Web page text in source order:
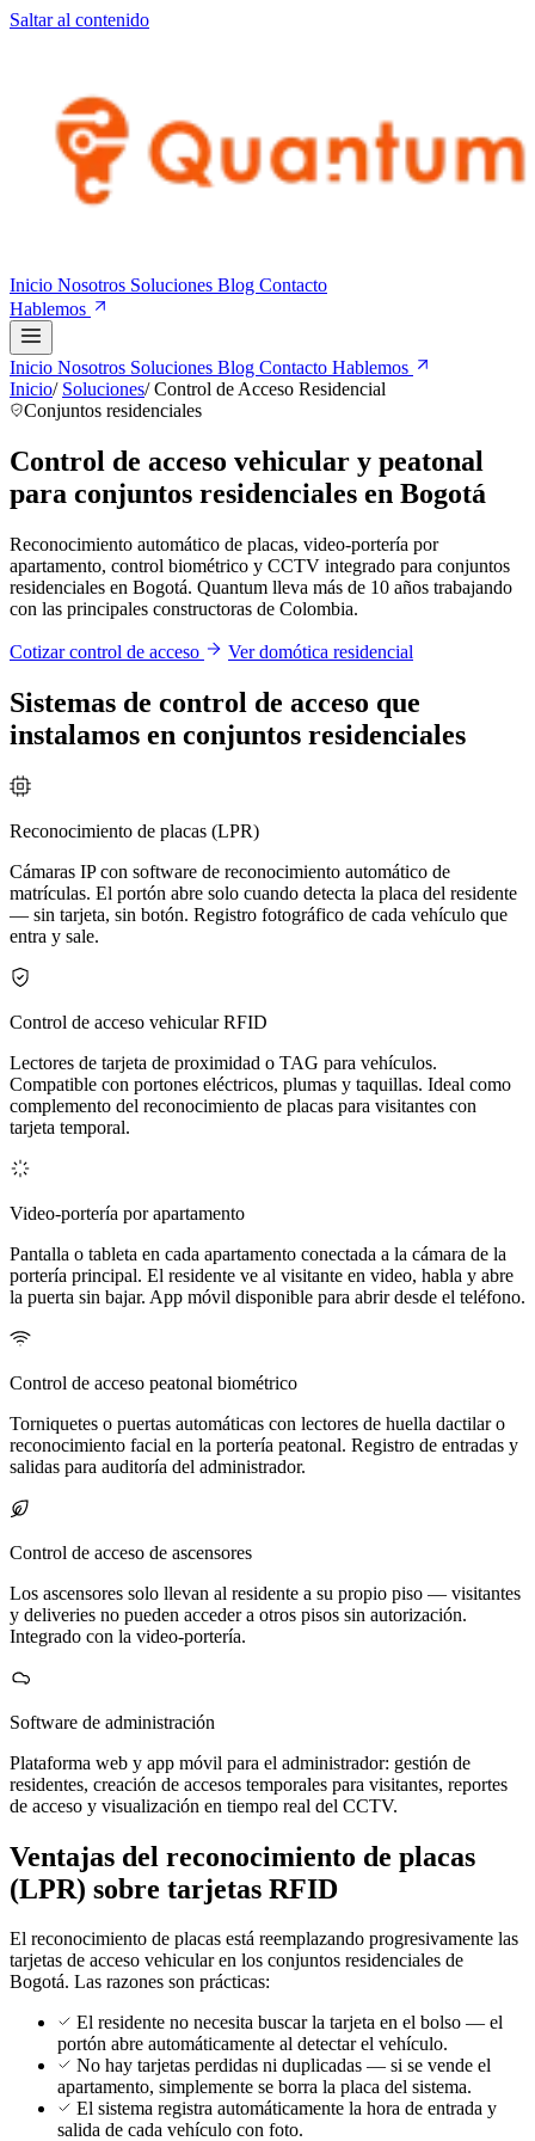
Saltar al contenido
Inicio Nosotros Soluciones Blog Contacto
Hablemos
Inicio Nosotros Soluciones Blog Contacto Hablemos
Inicio/ Soluciones/ Control de Acceso Residencial
Conjuntos residenciales
Control de acceso vehicular y peatonal
para conjuntos residenciales en Bogotá
Reconocimiento automático de placas, video-portería por
apartamento, control biométrico y CCTV integrado para conjuntos
residenciales en Bogotá. Quantum lleva más de 10 años trabajando
con las principales constructoras de Colombia.
Cotizar control de acceso Ver domótica residencial
Sistemas de control de acceso que
instalamos en conjuntos residenciales
Reconocimiento de placas (LPR)
Cámaras IP con software de reconocimiento automático de
matrículas. El portón abre solo cuando detecta la placa del residente
— sin tarjeta, sin botón. Registro fotográfico de cada vehículo que
entra y sale.
Control de acceso vehicular RFID
Lectores de tarjeta de proximidad o TAG para vehículos.
Compatible con portones eléctricos, plumas y taquillas. Ideal como
complemento del reconocimiento de placas para visitantes con
tarjeta temporal.
Video-portería por apartamento
Pantalla o tableta en cada apartamento conectada a la cámara de la
portería principal. El residente ve al visitante en video, habla y abre
la puerta sin bajar. App móvil disponible para abrir desde el teléfono.
Control de acceso peatonal biométrico
Torniquetes o puertas automáticas con lectores de huella dactilar o
reconocimiento facial en la portería peatonal. Registro de entradas y
salidas para auditoría del administrador.
Control de acceso de ascensores
Los ascensores solo llevan al residente a su propio piso — visitantes
y deliveries no pueden acceder a otros pisos sin autorización.
Integrado con la video-portería.
Software de administración
Plataforma web y app móvil para el administrador: gestión de
residentes, creación de accesos temporales para visitantes, reportes
de acceso y visualización en tiempo real del CCTV.
Ventajas del reconocimiento de placas
(LPR) sobre tarjetas RFID
El reconocimiento de placas está reemplazando progresivamente las
tarjetas de acceso vehicular en los conjuntos residenciales de
Bogotá. Las razones son prácticas:
El residente no necesita buscar la tarjeta en el bolso — el
portón abre automáticamente al detectar el vehículo.
No hay tarjetas perdidas ni duplicadas — si se vende el
apartamento, simplemente se borra la placa del sistema.
El sistema registra automáticamente la hora de entrada y
salida de cada vehículo con foto.